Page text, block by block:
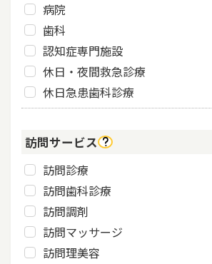
病院
歯科
認知症専門施設
休日・夜間救急診療
休日急患歯科診療
訪問サービス
訪問診療
訪問歯科診療
訪問調剤
訪問マッサージ
訪問理美容